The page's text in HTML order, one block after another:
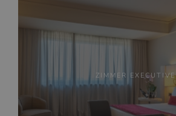
ZIMMER EXECUTIVE